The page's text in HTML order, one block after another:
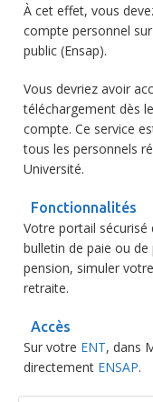
À cet effet, vous
compte personnel sur
public (Ensap).
Vous devriez avoir
téléchargement dès
compte. Ce service
tous les personnels
Université.
Fonctionnalités
Votre portail sécurisé
bulletin de paie ou
pension, simuler
retraite.
Accès
Sur votre ENT, dans
directement ENSAP.